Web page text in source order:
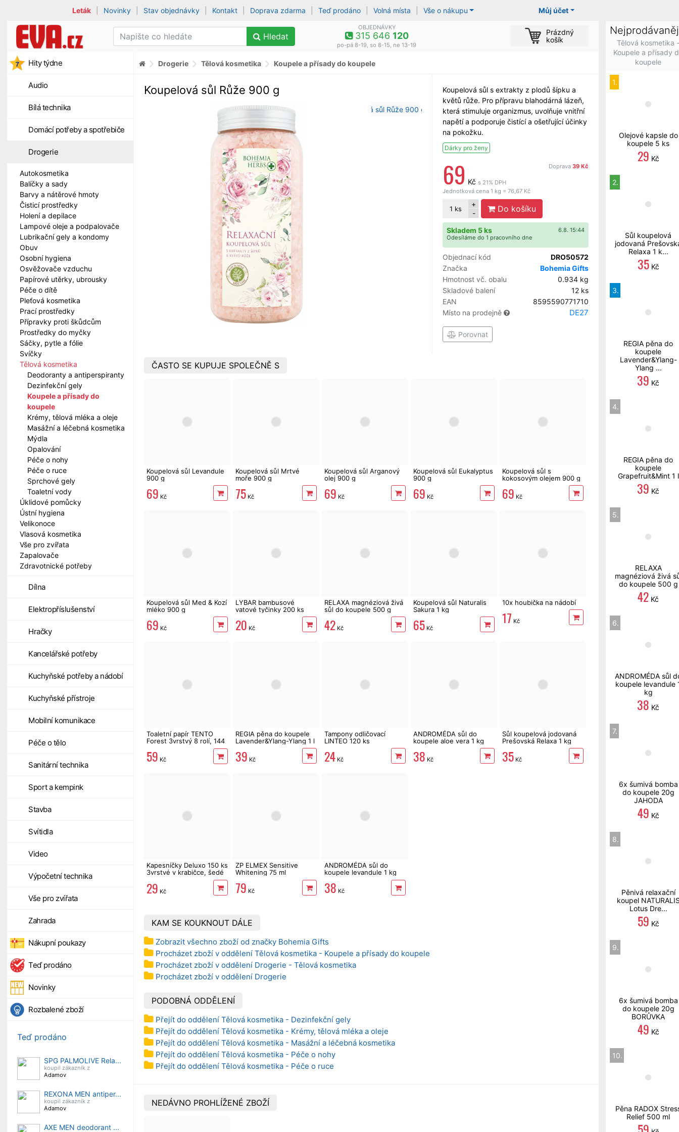
Můj účet
Leták Novinky Stav objednávky Kontakt Doprava zdarma Teď prodáno Volná místa Vše o nákupu
Hledat
OBJEDNÁVKY
315 646 120
po-pá 8-19, so 8-15, ne 13-19
Prázdný
košík
Hity týdne
Audio
Bílá technika
Domácí potřeby a spotřebiče
Drogerie
Autokosmetika
Balíčky a sady
Barvy a nátěrové hmoty
Čisticí prostředky
Holení a depilace
Lampové oleje a podpalovače
Lubrikační gely a kondomy
Obuv
Osobní hygiena
Osvěžovače vzduchu
Papírové utěrky, ubrousky
Péče o dítě
Pleťová kosmetika
Prací prostředky
Přípravky proti škůdcům
Prostředky do myčky
Sáčky, pytle a fólie
Svíčky
Tělová kosmetika
Deodoranty a antiperspiranty
Dezinfekční gely
Koupele a přísady do
koupele
Krémy, tělová mléka a oleje
Masážní a léčebná kosmetika
Mýdla
Opalování
Péče o nohy
Péče o ruce
Sprchové gely
Toaletní vody
Úklidové pomůcky
Ústní hygiena
Velikonoce
Vlasová kosmetika
Vše pro zvířata
Zapalovače
Zdravotnické potřeby
Dílna
Elektropříslušenství
Hračky
Kancelářské potřeby
Kuchyňské potřeby a nádobí
Kuchyňské přístroje
Mobilní komunikace
Péče o tělo
Sanitární technika
Sport a kempink
Stavba
Svítidla
Video
Výpočetní technika
Vše pro zvířata
Zahrada
Nákupní poukazy
Teď prodáno
Novinky
Rozbalené zboží
Teď prodáno
SPG PALMOLIVE Rela...
koupil zákazník z
Adamov
REXONA MEN antiper...
koupil zákazník z
Adamov
AXE MEN deodorant ...
Drogerie Tělová kosmetika Koupele a přísady do koupele
Koupelová sůl s extrakty z plodů šípku a
květů růže. Pro přípravu blahodárná lázeň,
která stimuluje organizmus, uvolňuje vnitřní
napětí a podporuje čistící a ošetřující účinky
na pokožku.
Dárky pro ženy
Doprava 39 Kč
69 Kč s 21% DPH
Jednotková cena 1 kg = 76,67 Kč
1 ks
+
-
Do košíku
6.8. 15:44
Skladem 5 ks
Odesíláme do 1 pracovního dne
Objednací kód
DRO50572
Značka
Bohemia Gifts
Hmotnost vč. obalu
0.934 kg
Skladové balení
12 ks
EAN
8595590771710
Místo na prodejně
DE27
Porovnat
Koupelová sůl Růže 900 g
ČASTO SE KUPUJE SPOLEČNĚ S
Koupelová sůl Levandule
900 g
69 Kč
Koupelová sůl Mrtvé
moře 900 g
75 Kč
Koupelová sůl Arganový
olej 900 g
69 Kč
Koupelová sůl Eukalyptus
900 g
69 Kč
Koupelová sůl s
kokosovým olejem 900 g
69 Kč
Koupelová sůl Med & Kozí
mléko 900 g
69 Kč
LYBAR bambusové
vatové tyčinky 200 ks
20 Kč
RELAXA magnéziová živá
sůl do koupele 500 g
42 Kč
Koupelová sůl Naturalis
Sakura 1 kg
65 Kč
10x houbička na nádobí
17 Kč
Toaletní papír TENTO
Forest 3vrstvý 8 rolí, 144
59 Kč
REGIA pěna do koupele
Lavender&Ylang-Ylang 1 l
39 Kč
Tampony odličovací
LINTEO 120 ks
24 Kč
ANDROMÉDA sůl do
koupele aloe vera 1 kg
38 Kč
Sůl koupelová jodovaná
Prešovská Relaxa 1 kg
35 Kč
Kapesníčky Deluxo 150 ks
3vrstvé v krabičce, šedé
29 Kč
ZP ELMEX Sensitive
Whitening 75 ml
79 Kč
ANDROMÉDA sůl do
koupele levandule 1 kg
38 Kč
KAM SE KOUKNOUT DÁLE
Zobrazit všechno zboží od značky Bohemia Gifts
Procházet zboží v oddělení Tělová kosmetika - Koupele a přísady do koupele
Procházet zboží v oddělení Drogerie - Tělová kosmetika
Procházet zboží v oddělení Drogerie
PODOBNÁ ODDĚLENÍ
Přejít do oddělení Tělová kosmetika - Dezinfekční gely
Přejít do oddělení Tělová kosmetika - Krémy, tělová mléka a oleje
Přejít do oddělení Tělová kosmetika - Masážní a léčebná kosmetika
Přejít do oddělení Tělová kosmetika - Péče o nohy
Přejít do oddělení Tělová kosmetika - Péče o ruce
NEDÁVNO PROHLÍŽENÉ ZBOŽÍ
Tělová kosmetika -
Koupele a přísady
koupele
1.
Olejové kapsle do
koupele 5 ks
29 Kč
2.
Sůl koupelová
jodovaná
Relaxa 1 k...
35Kč
3.
REGIA pěna do
koupele
Lavender&Ylang-
Ylang ...
39 Kč
4.
REGIA pěna do
koupele
Grapefruit&Mint 1 l
39 Kč
5.
RELAXA
magnéziová živá
do koupele 500 g
42 Kč
6.
ANDROMÉDA sůl
koupele levandule
kg
38 Kč
7.
6x šumivá bomba
do koupele 20g
JAHODA
49 Kč
8.
Pěnivá relaxační
koupel
Lotus Dre...
59 Kč
9.
6x šumivá bomba
do koupele 20g
BORŮVKA
49 Kč
10.
Pěna RADOX
Relief 500 ml